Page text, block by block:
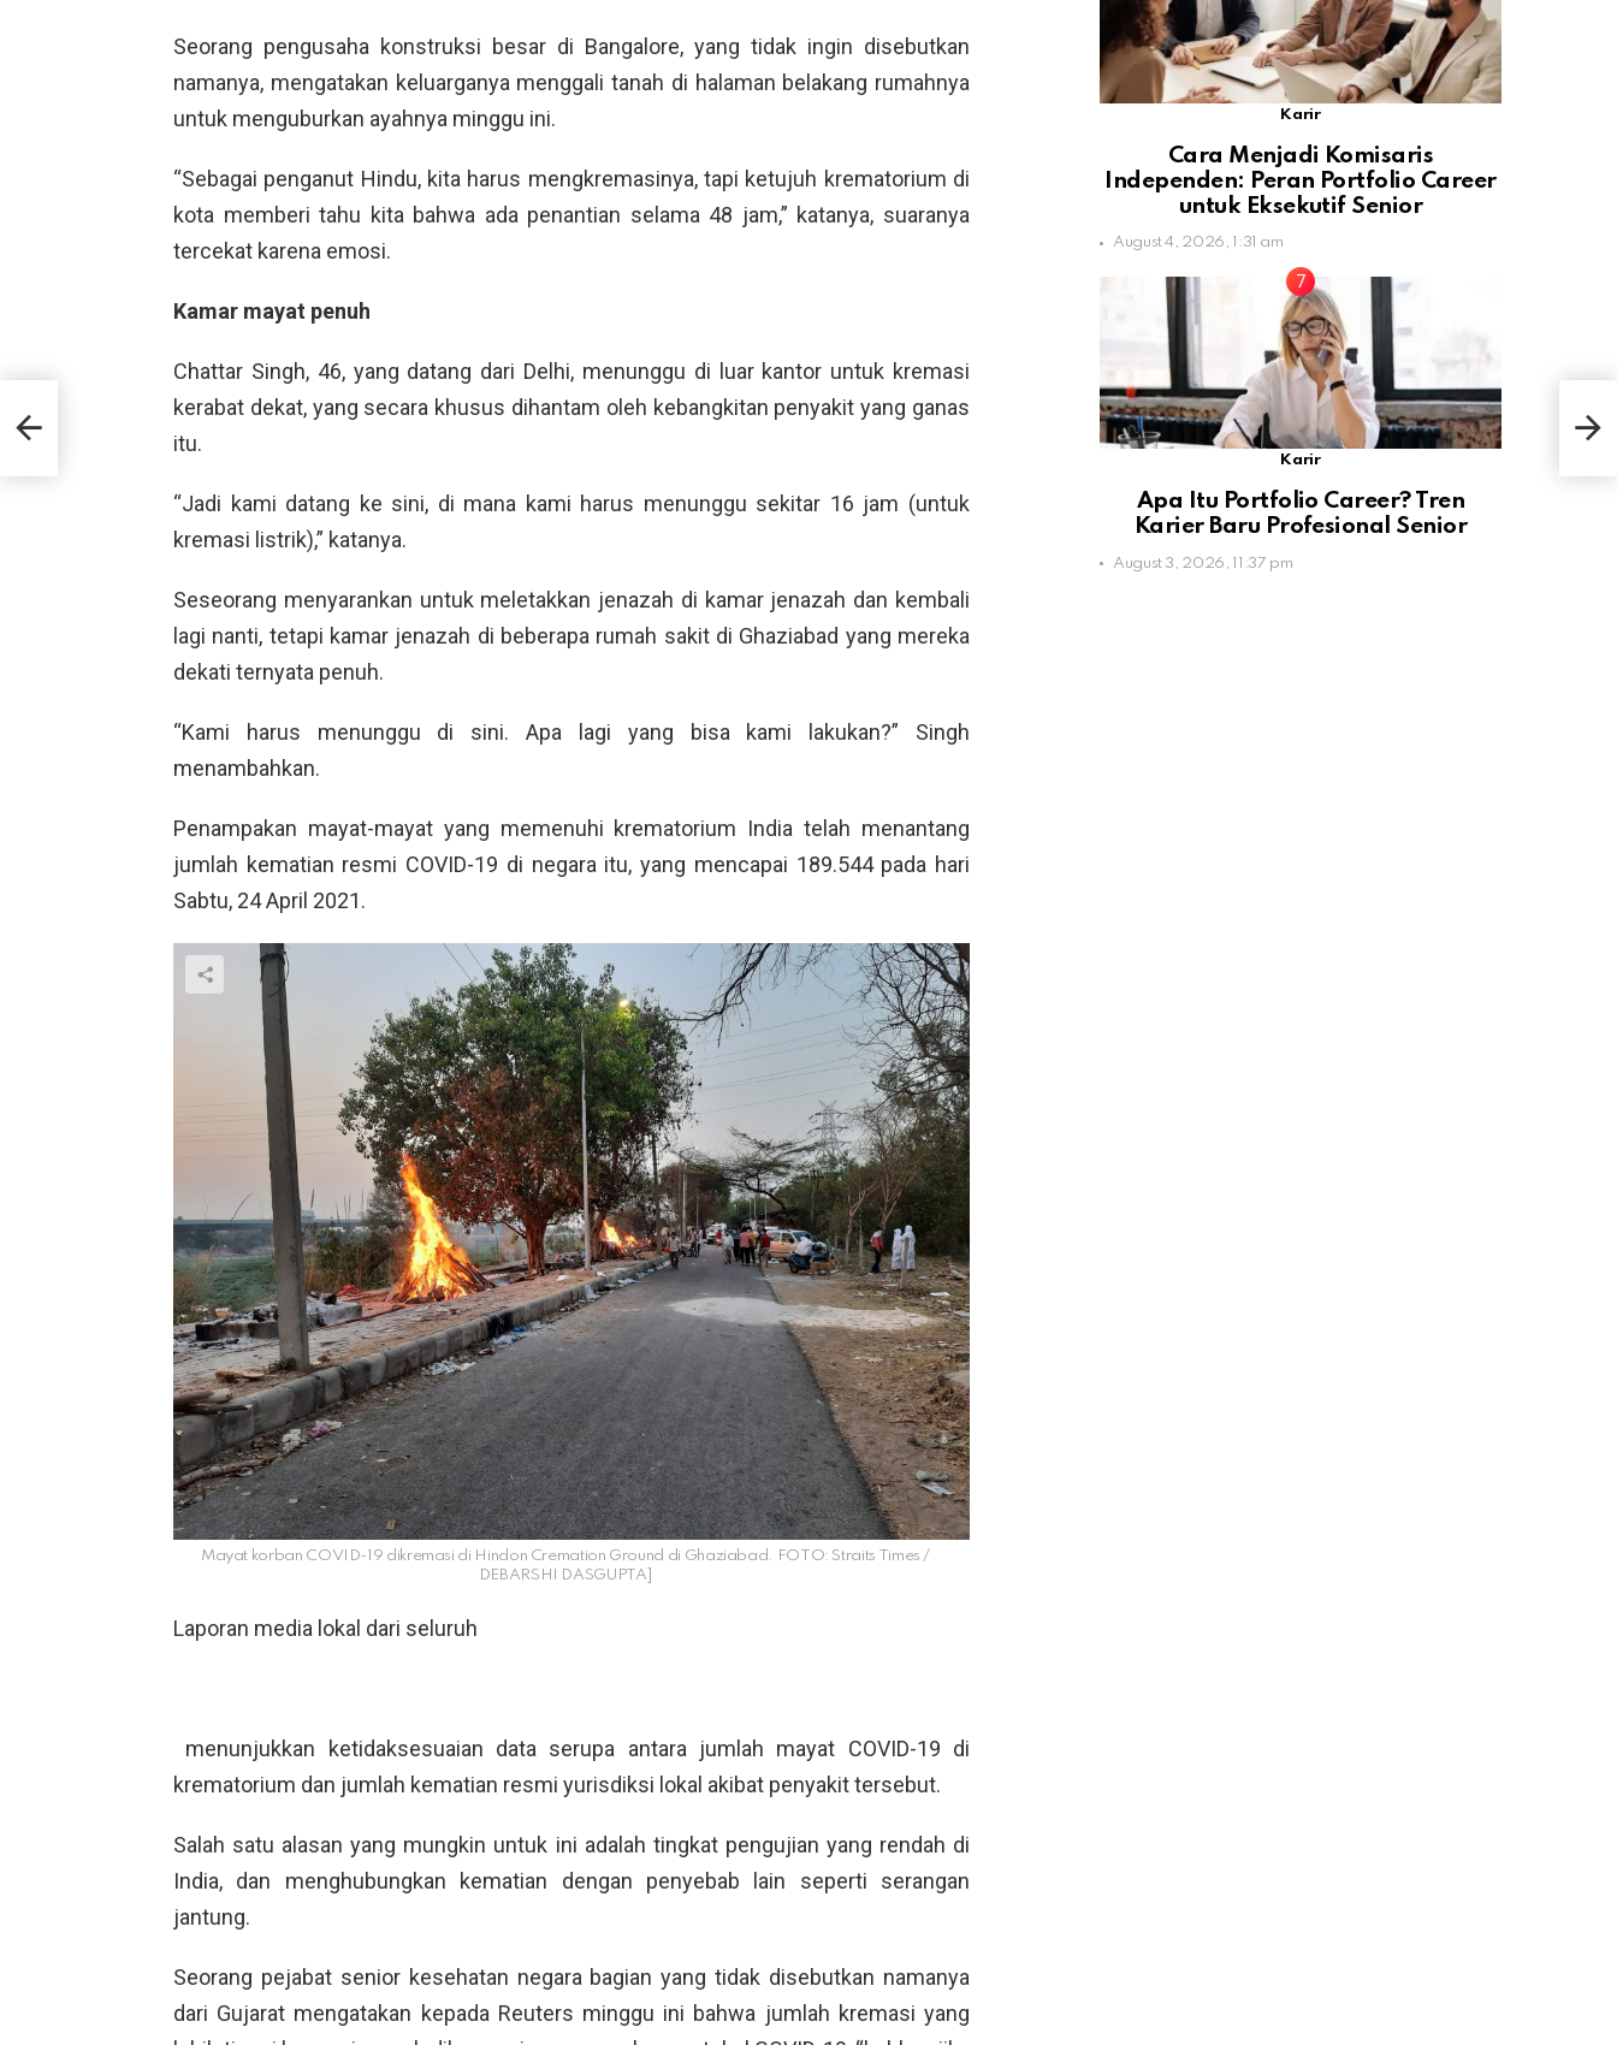
Seorang pengusaha konstruksi besar di Bangalore, yang tidak ingin disebutkan
namanya, mengatakan keluarganya menggali tanah di halaman belakang rumahnya
untuk menguburkan ayahnya minggu ini.
“Sebagai penganut Hindu, kita harus mengkremasinya, tapi ketujuh krematorium di
kota memberi tahu kita bahwa ada penantian selama 48 jam,” katanya, suaranya
tercekat karena emosi.
Kamar mayat penuh
Chattar Singh, 46, yang datang dari Delhi, menunggu di luar kantor untuk kremasi
kerabat dekat, yang secara khusus dihantam oleh kebangkitan penyakit yang ganas
itu.
“Jadi kami datang ke sini, di mana kami harus menunggu sekitar 16 jam (untuk
kremasi listrik),” katanya.
Seseorang menyarankan untuk meletakkan jenazah di kamar jenazah dan kembali
lagi nanti, tetapi kamar jenazah di beberapa rumah sakit di Ghaziabad yang mereka
dekati ternyata penuh.
“Kami harus menunggu di sini. Apa lagi yang bisa kami lakukan?” Singh
menambahkan.
Penampakan mayat-mayat yang memenuhi krematorium India telah menantang
jumlah kematian resmi COVID-19 di negara itu, yang mencapai 189.544 pada hari
Sabtu, 24 April 2021.
Mayat korban COVID-19 dikremasi di Hindon Cremation Ground di Ghaziabad. FOTO: Straits Times /
DEBARSHI DASGUPTA]
Laporan media lokal dari seluruh
menunjukkan ketidaksesuaian data serupa antara jumlah mayat COVID-19 di
krematorium dan jumlah kematian resmi yurisdiksi lokal akibat penyakit tersebut.
Salah satu alasan yang mungkin untuk ini adalah tingkat pengujian yang rendah di
India, dan menghubungkan kematian dengan penyebab lain seperti serangan
jantung.
Seorang pejabat senior kesehatan negara bagian yang tidak disebutkan namanya
dari Gujarat mengatakan kepada Reuters minggu ini bahwa jumlah kremasi yang
Karir
Cara Menjadi Komisaris
Independen: Peran Portfolio Career
untuk Eksekutif Senior
August 4, 2026, 1:31 am
Karir
Apa Itu Portfolio Career? Tren
Karier Baru Profesional Senior
August 3, 2026, 11:37 pm
4